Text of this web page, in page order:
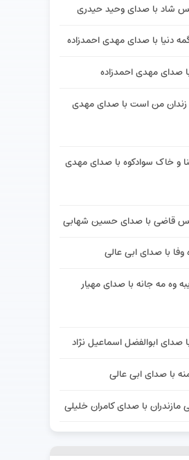
شاد با صدای وحید حیدری
دنیا با صدای مهدی احمدزاده
صدای مهدی احمدزاده
زندان من است با صدای مهدی
و خاک سوادکوه با صدای مهدی
قاضی با صدای حسین شهابی
وفا با صدای ابی عالی
وه مه جانه با صدای مهیار
صدای ابوالفضل اسماعیل نژاد
با صدای ابی عالی
با صدای کامران خلیلی